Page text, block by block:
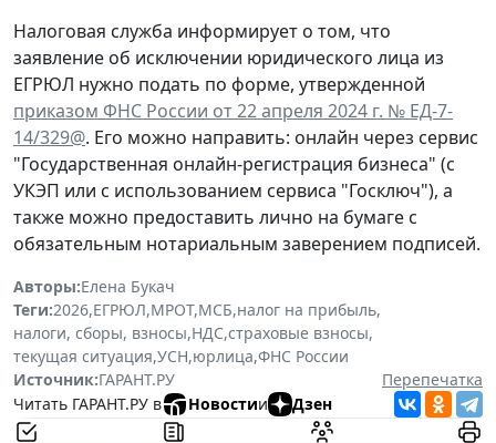
Налоговая служба информирует о том, что
заявление об исключении юридического лица из
ЕГРЮЛ нужно подать по форме, утвержденной
приказом ФНС России от 22 апреля 2024 г. № ЕД-7-
14/329@. Его можно направить: онлайн через сервис
"Государственная онлайн-регистрация бизнеса" (с
УКЭП или с использованием сервиса "Госключ"), а
также можно предоставить лично на бумаге с
обязательным нотариальным заверением подписей.
Авторы:Елена Букач
Теги:2026,ЕГРЮЛ,МРОТ,МСБ,налог на прибыль,
налоги, сборы, взносы,НДС,страховые взносы,
текущая ситуация,УСН,юрлица,ФНС России
Источник:ГАРАНТ.РУ
Перепечатка
Читать ГАРАНТ.РУ в
Новостии Дзен